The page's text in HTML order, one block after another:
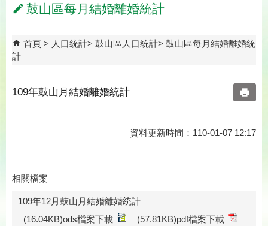
鼓山區每月結婚離婚統計
首頁 人口統計 鼓山區人口統計
鼓山區每月結婚離婚統
計
109年鼓山月結婚離婚統計
資料更新時間：110-01-07 12:17
相關檔案
109年12月鼓山月結婚離婚統計
(16.04KB)ods檔案下載
(57.81KB)pdf檔案下載